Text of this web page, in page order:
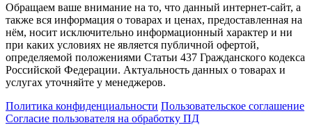
Обращаем ваше внимание на то, что данный интернет-сайт, а
также вся информация о товарах и ценах, предоставленная на
нём, носит исключительно информационный характер и ни
при каких условиях не является публичной офертой,
определяемой положениями Статьи 437 Гражданского кодекса
Российской Федерации. Актуальность данных о товарах и
услугах уточняйте у менеджеров.
Политика конфиденциальности Пользовательское соглашение
Согласие пользователя на обработку ПД